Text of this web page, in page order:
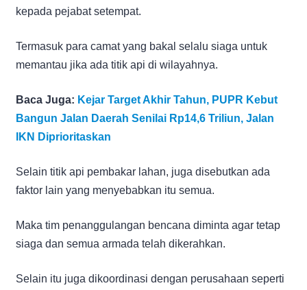
kepada pejabat setempat.
Termasuk para camat yang bakal selalu siaga untuk
memantau jika ada titik api di wilayahnya.
Baca Juga: Kejar Target Akhir Tahun, PUPR Kebut
Bangun Jalan Daerah Senilai Rp14,6 Triliun, Jalan
IKN Diprioritaskan
Selain titik api pembakar lahan, juga disebutkan ada
faktor lain yang menyebabkan itu semua.
Maka tim penanggulangan bencana diminta agar tetap
siaga dan semua armada telah dikerahkan.
Selain itu juga dikoordinasi dengan perusahaan seperti